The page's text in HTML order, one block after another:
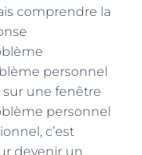
comprendre la
personnel
une fenêtre
personnel
c’est
devenir un